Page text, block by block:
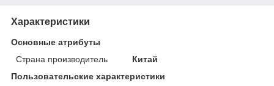
Характеристики
Основные атрибуты
Страна производитель
Китай
Пользовательские характеристики